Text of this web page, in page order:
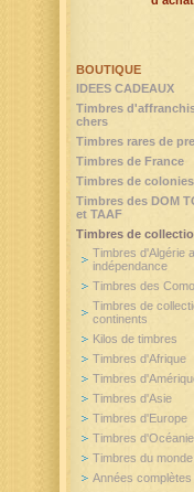
BOUTIQUE
IDEES CADEAUX
Timbres
chers
Timbres rares de
Timbres de France
Timbres de
Timbres des DOM
et TAAF
Timbres de
Timbres d'Algérie
indépendance
Timbres des
Timbres de
continents
Kilos de timbres
Timbres d'Afrique
Timbres
Timbres d'Asie
Timbres d'Europe
Timbres d'Océanie
Timbres du monde
Années